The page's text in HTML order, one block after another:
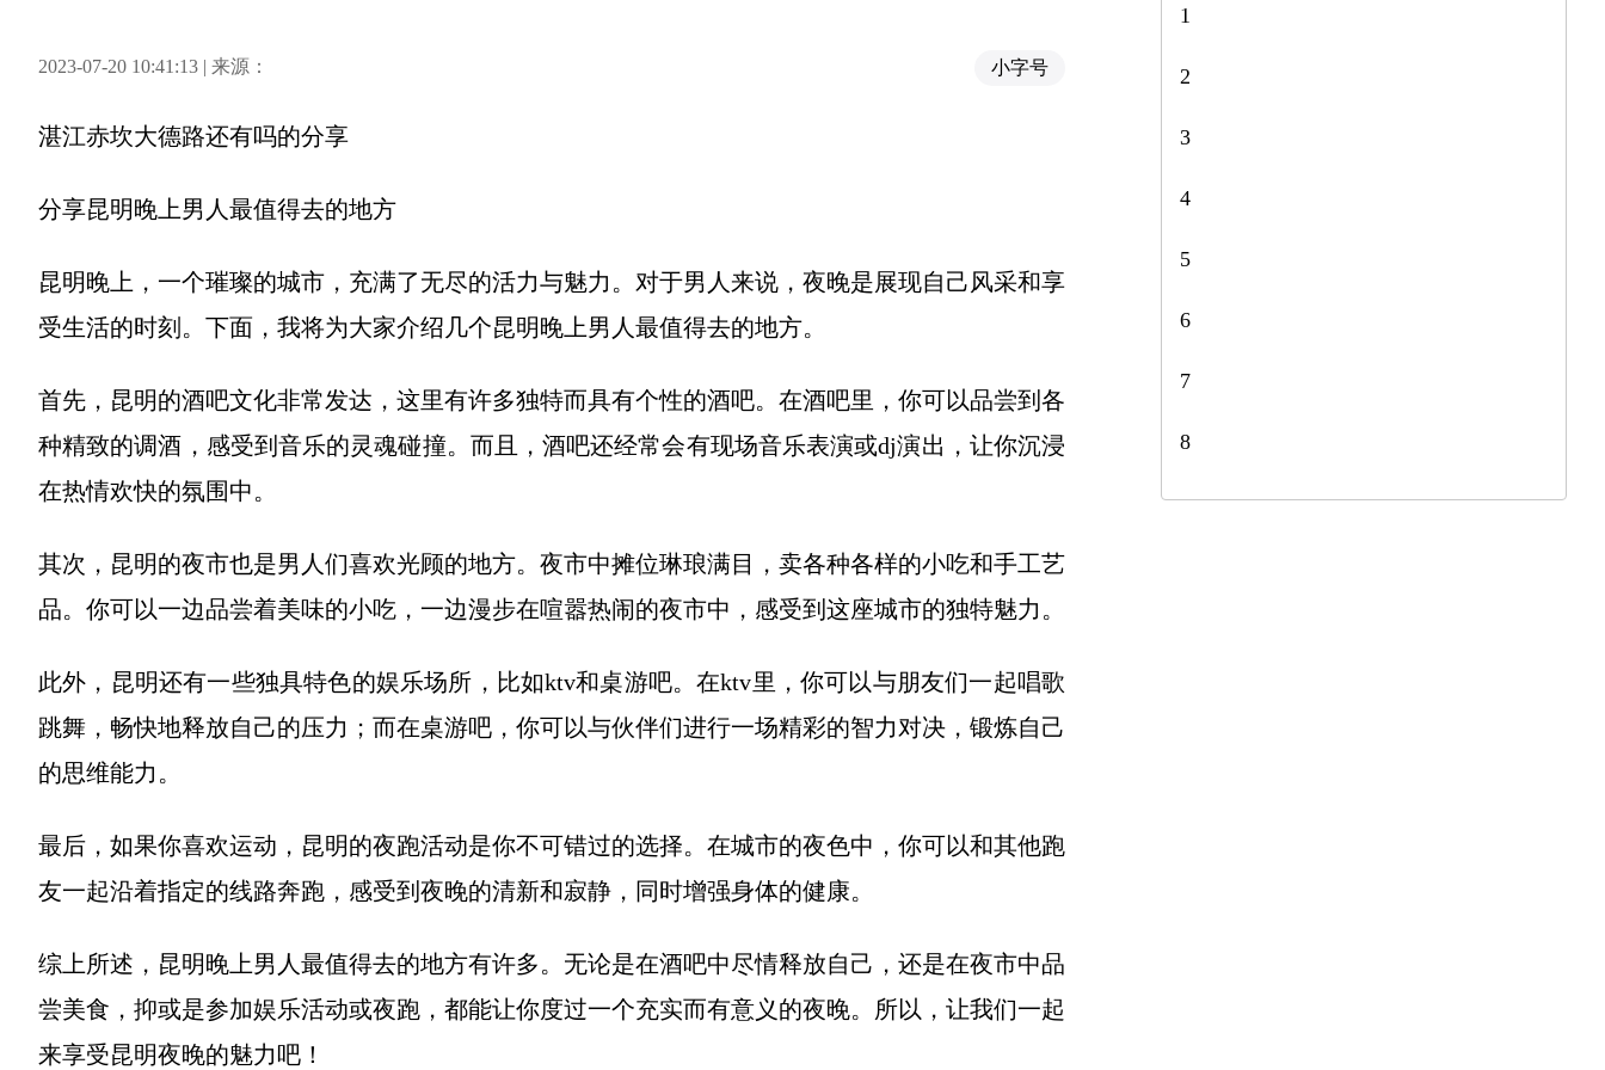
2023-07-20 10:41:13 | 来源： 小字号
湛江赤坎大德路还有吗的分享
分享昆明晚上男人最值得去的地方
昆明晚上，一个璀璨的城市，充满了无尽的活力与魅力。对于男人来说，夜晚是展现自己风采和享
受生活的时刻。下面，我将为大家介绍几个昆明晚上男人最值得去的地方。
首先，昆明的酒吧文化非常发达，这里有许多独特而具有个性的酒吧。在酒吧里，你可以品尝到各
种精致的调酒，感受到音乐的灵魂碰撞。而且，酒吧还经常会有现场音乐表演或dj演出，让你沉浸
在热情欢快的氛围中。
其次，昆明的夜市也是男人们喜欢光顾的地方。夜市中摊位琳琅满目，卖各种各样的小吃和手工艺
品。你可以一边品尝着美味的小吃，一边漫步在喧嚣热闹的夜市中，感受到这座城市的独特魅力。
此外，昆明还有一些独具特色的娱乐场所，比如ktv和桌游吧。在ktv里，你可以与朋友们一起唱歌
跳舞，畅快地释放自己的压力；而在桌游吧，你可以与伙伴们进行一场精彩的智力对决，锻炼自己
的思维能力。
最后，如果你喜欢运动，昆明的夜跑活动是你不可错过的选择。在城市的夜色中，你可以和其他跑
友一起沿着指定的线路奔跑，感受到夜晚的清新和寂静，同时增强身体的健康。
综上所述，昆明晚上男人最值得去的地方有许多。无论是在酒吧中尽情释放自己，还是在夜市中品
尝美食，抑或是参加娱乐活动或夜跑，都能让你度过一个充实而有意义的夜晚。所以，让我们一起
来享受昆明夜晚的魅力吧！
1
2
3
4
5
6
7
8